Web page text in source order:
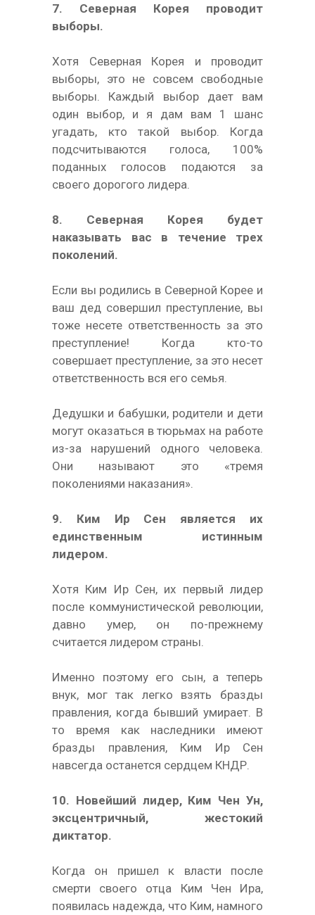
7. Северная Корея проводит
выборы.
Хотя Северная Корея и проводит
выборы, это не совсем свободные
выборы. Каждый выбор дает вам
один выбор, и я дам вам 1 шанс
угадать, кто такой выбор. Когда
подсчитываются голоса, 100%
поданных голосов подаются за
своего дорогого лидера.
8. Северная Корея будет
наказывать вас в течение трех
поколений.
Если вы родились в Северной Корее и
ваш дед совершил преступление, вы
тоже несете ответственность за это
преступление! Когда кто-то
совершает преступление, за это несет
ответственность вся его семья.
Дедушки и бабушки, родители и дети
могут оказаться в тюрьмах на работе
из-за нарушений одного человека.
Они называют это «тремя
поколениями наказания».
9. Ким Ир Сен является их
единственным истинным
лидером.
Хотя Ким Ир Сен, их первый лидер
после коммунистической революции,
давно умер, он по-прежнему
считается лидером страны.
Именно поэтому его сын, а теперь
внук, мог так легко взять бразды
правления, когда бывший умирает. В
то время как наследники имеют
бразды правления, Ким Ир Сен
навсегда останется сердцем КНДР.
10. Новейший лидер, Ким Чен Ун,
эксцентричный, жестокий
диктатор.
Когда он пришел к власти после
смерти своего отца Ким Чен Ира,
появилась надежда, что Ким, намного